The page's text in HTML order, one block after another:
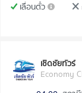
เลื่อนตั๋ว
เชิดชัยทัวร์
Economy